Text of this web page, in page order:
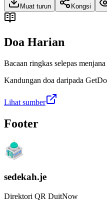
Muat turun Kongsi
Doa Harian
Bacaan ringkas selepas
Kandungan doa daripada
Lihat sumber
Footer
sedekah.je
Direktori QR DuitNow